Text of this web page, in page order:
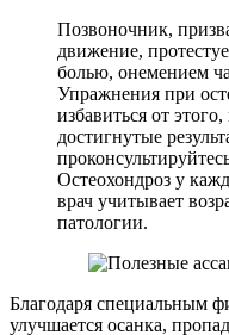
Позвоночник,
движение,
болью, онемением
Упражнения при
избавиться от
достигнутые
Остеохондроз у
врач учитывает
патологии.
Благодаря специальным
улучшается осанка,